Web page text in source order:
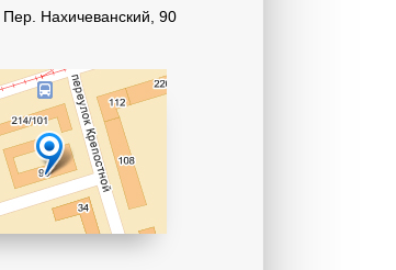
Пер. Нахичеванский, 90